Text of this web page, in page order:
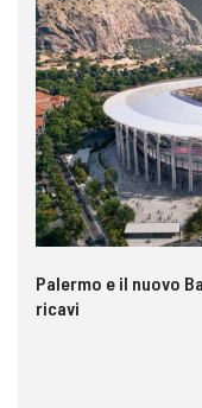
Palermo e il nuovo
ricavi